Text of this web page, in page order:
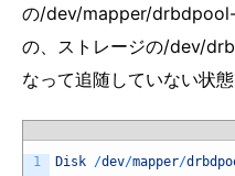
の/dev/mapper/
の、ストレージの/dev/
なって追随していない状態
1
Disk /dev/mapper/